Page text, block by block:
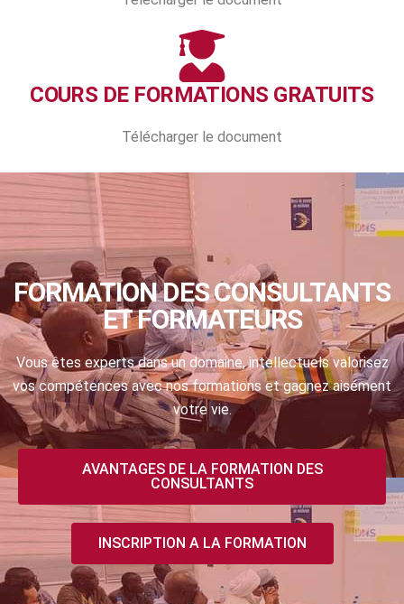
COURS DE FORMATIONS GRATUITS
Télécharger le document
FORMATION DES CONSULTANTS
ET FORMATEURS
Vous êtes experts dans un domaine, intellectuels valorisez
vos compétences avec nos formations et gagnez aisément
votre vie.
AVANTAGES DE LA FORMATION DES
CONSULTANTS
INSCRIPTION A LA FORMATION